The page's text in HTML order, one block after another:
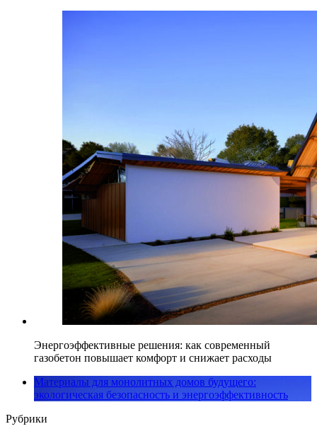
Энергоэффективные решения: как современный
газобетон повышает комфорт и снижает расходы
Материалы для монолитных домов будущего:
экологическая безопасность и энергоэффективность
Рубрики